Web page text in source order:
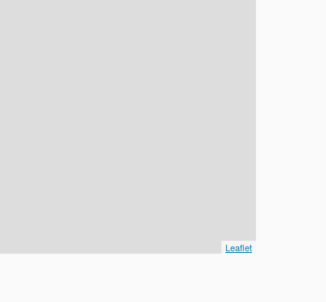
Leaflet